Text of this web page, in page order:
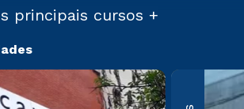
principais cursos +
Villa-